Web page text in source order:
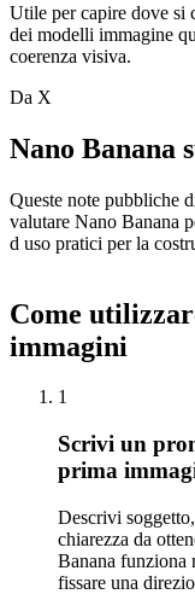
Utile per capire dove si
dei modelli immagine
coerenza visiva.
Da X
Nano Banana
Queste note pubbliche
valutare Nano Banana
d uso pratici per la
Come
immagini
1
Scrivi un
prima
Descrivi
chiarezza da
Banana funziona
fissare una